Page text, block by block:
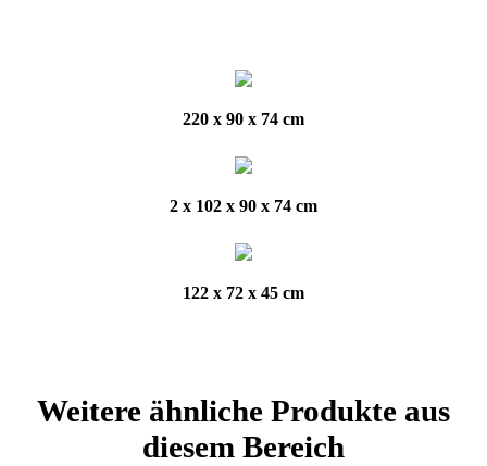
220 x 90 x 74 cm
2 x 102 x 90 x 74 cm
122 x 72 x 45 cm
Weitere ähnliche Produkte aus
diesem Bereich